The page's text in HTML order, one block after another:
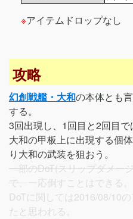
※アイテムドロップなし
攻略
幻創戦艦・大和の本体とも
する。
3回出現し、1回目と2回目
大和の甲板上に出現する個
り大和の武装を狙おう。
一部のDoT(スリップダメー
で、 一応倒すことはできる。
DoTに関しては2016/08/10
たと思われる。